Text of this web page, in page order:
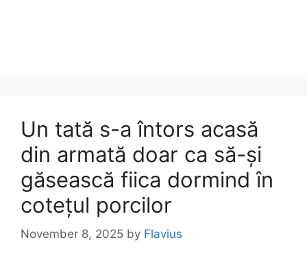
Un tată s-a întors acasă
din armată doar ca să-și
găsească fiica dormind în
cotețul porcilor
November 8, 2025 by Flavius